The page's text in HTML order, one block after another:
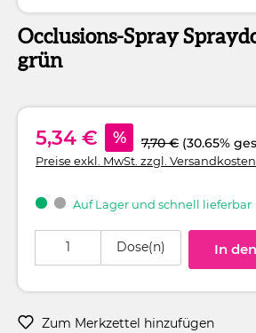
Occlusions-Spray
grün
5,34 € % 7,70 € (30.65%
Preise exkl. MwSt. zzgl. Versandkosten
Auf Lager und schnell lieferbar
Dose(n) In
Zum Merkzettel hinzufügen